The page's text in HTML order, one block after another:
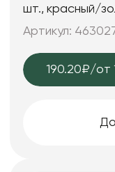
шт., красный/
Артикул:
190.20₽/от